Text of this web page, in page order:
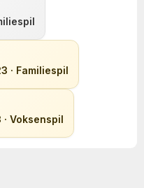
· Familiespil
Voksenspil